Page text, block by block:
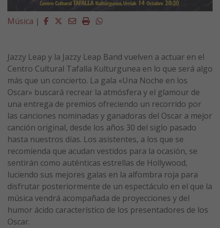
Música | Facebook
Twitter
EmailImprimirWhatsapp
Jazzy Leap y la Jazzy Leap Band vuelven a actuar en el
Centro Cultural Tafalla Kulturgunea en lo que será algo
más que un concierto. La gala «Una Noche en los
Oscar» buscará recrear la atmósfera y el glamour de
una entrega de premios ofreciendo un recorrido por
las canciones nominadas y ganadoras del Oscar a mejor
canción original, desde los años 30 del siglo pasado
hasta nuestros días. Los asistentes, a los que se
recomienda que acudan vestidos para la ocasión, se
sentirán como auténticas estrellas de Hollywood,
luciendo sus mejores galas en la alfombra roja para
disfrutar posteriormente de un espectáculo en el que la
música vendrá acompañada de proyecciones y del
humor ácido característico de los presentadores de los
Oscar.